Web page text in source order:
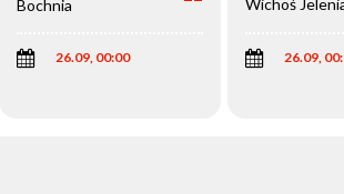
Bochnia
26.09, 00:00
Wichoś
26.09,